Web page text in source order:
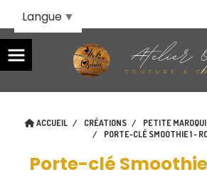
ACCUEIL CRÉATIONS PETITE
PORTE-CLÉ SMOOTHIE 1 -
Porte-clé
Langue ▼